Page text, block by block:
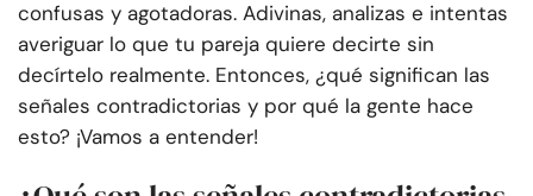
confusas y agotadoras. Adivinas, analizas e intentas
averiguar lo que tu pareja quiere decirte sin
decírtelo realmente. Entonces, ¿qué significan las
señales contradictorias y por qué la gente hace
esto? ¡Vamos a entender!